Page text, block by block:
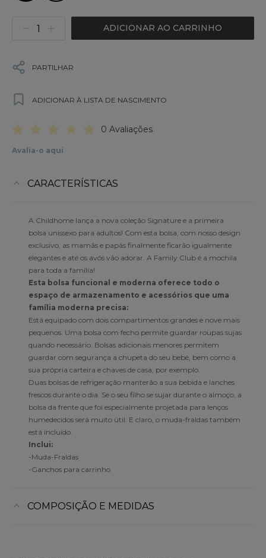
ADICIONAR AO CARRINHO
PARTILHAR
ADICIONAR À LISTA DE NASCIMENTO
0 Avaliações
Avalia-o aqui
CARACTERÍSTICAS
A Childhome lança a nova coleção Signature e a primeira
bolsa unissexo para adultos! Com esta bolsa, com nosso design
exclusivo, as mamãs e papás finalmente ficarão igualmente
elegantes e até os avós vão adorar. A Family Club é a mochila
para toda a família!
Esta bolsa funcional e moderna oferece todo o
espaço de armazenamento e acessórios que uma
família moderna precisa:
Está equipado com dois compartimentos grandes e nove mais
pequenos. Uma bolsa com fecho permite guardar roupas sujas
quando necessário. Bolsas adicionais menores permitem
guardar com segurança a chupeta do seu bebé, bem como a
sua própria carteira e chaves de casa, por exemplo.
Duas bolsas de refrigeração manterão a sua bebida e lanches
frescos durante o dia. Se o seu filho se sujar durante o almoço, a
bolsa da frente que foi especialmente projetada para lenços
humedecidos será muito útil. E claro, o muda-fraldas também
está incluído.
Inclui:
-Muda-Fraldas
-Ganchos para carrinho
COMPOSIÇÃO E MEDIDAS